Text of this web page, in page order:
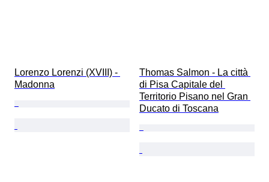
Lorenzo Lorenzi (XVIII) -
Madonna
Thomas Salmon - La città
di Pisa Capitale del
Territorio Pisano nel Gran
Ducato di Toscana